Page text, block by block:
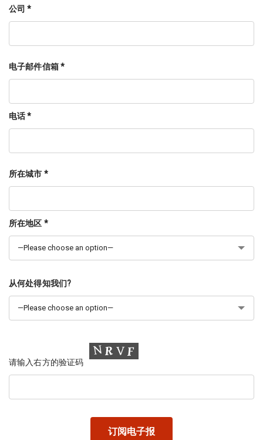
公司 *
电子邮件信箱 *
电话 *
所在城市 *
所在地区 *
从何处得知我们?
请输入右方的验证码